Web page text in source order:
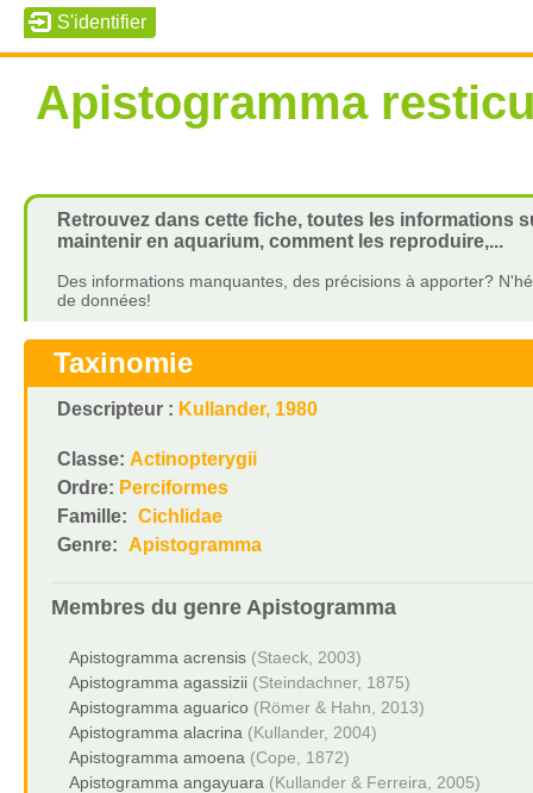
Apistogramma
Retrouvez dans cette fiche, toutes les informations
maintenir en aquarium, comment les reproduire,...
Des informations manquantes, des précisions à apporter?
de données!
Taxinomie
Descripteur : Kullander, 1980
Classe: Actinopterygii
Ordre: Perciformes
Famille: Cichlidae
Genre: Apistogramma
Membres du genre Apistogramma
Apistogramma acrensis (Staeck, 2003)
Apistogramma agassizii (Steindachner, 1875)
Apistogramma aguarico (Römer & Hahn, 2013)
Apistogramma alacrina (Kullander, 2004)
Apistogramma amoena (Cope, 1872)
Apistogramma angayuara (Kullander & Ferreira, 2005)